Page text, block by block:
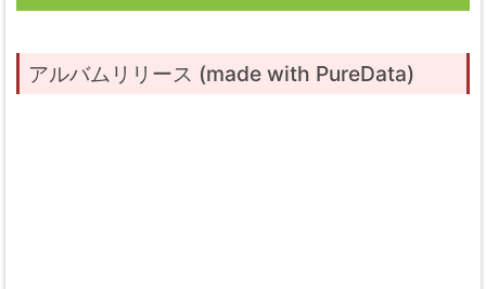
アルバムリリース (made with PureData)